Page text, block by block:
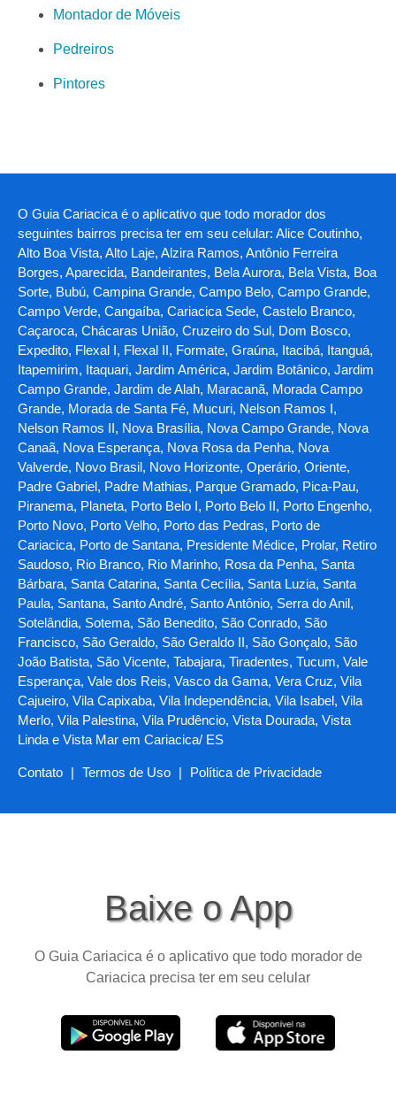
Montador de Móveis
Pedreiros
Pintores
O Guia Cariacica é o aplicativo que todo morador dos
seguintes bairros precisa ter em seu celular: Alice Coutinho,
Alto Boa Vista, Alto Laje, Alzira Ramos, Antônio Ferreira
Borges, Aparecida, Bandeirantes, Bela Aurora, Bela Vista, Boa
Sorte, Bubú, Campina Grande, Campo Belo, Campo Grande,
Campo Verde, Cangaíba, Cariacica Sede, Castelo Branco,
Caçaroca, Chácaras União, Cruzeiro do Sul, Dom Bosco,
Expedito, Flexal I, Flexal II, Formate, Graúna, Itacibá, Itanguá,
Itapemirim, Itaquari, Jardim América, Jardim Botânico, Jardim
Campo Grande, Jardim de Alah, Maracanã, Morada Campo
Grande, Morada de Santa Fé, Mucuri, Nelson Ramos I,
Nelson Ramos II, Nova Brasília, Nova Campo Grande, Nova
Canaã, Nova Esperança, Nova Rosa da Penha, Nova
Valverde, Novo Brasil, Novo Horizonte, Operário, Oriente,
Padre Gabriel, Padre Mathias, Parque Gramado, Pica-Pau,
Piranema, Planeta, Porto Belo I, Porto Belo II, Porto Engenho,
Porto Novo, Porto Velho, Porto das Pedras, Porto de
Cariacica, Porto de Santana, Presidente Médice, Prolar, Retiro
Saudoso, Rio Branco, Rio Marinho, Rosa da Penha, Santa
Bárbara, Santa Catarina, Santa Cecília, Santa Luzia, Santa
Paula, Santana, Santo André, Santo Antônio, Serra do Anil,
Sotelândia, Sotema, São Benedito, São Conrado, São
Francisco, São Geraldo, São Geraldo II, São Gonçalo, São
João Batista, São Vicente, Tabajara, Tiradentes, Tucum, Vale
Esperança, Vale dos Reis, Vasco da Gama, Vera Cruz, Vila
Cajueiro, Vila Capixaba, Vila Independência, Vila Isabel, Vila
Merlo, Vila Palestina, Vila Prudêncio, Vista Dourada, Vista
Linda e Vista Mar em Cariacica/ ES
Contato | Termos de Uso | Política de Privacidade
Baixe o App
O Guia Cariacica é o aplicativo que todo morador de
Cariacica precisa ter em seu celular